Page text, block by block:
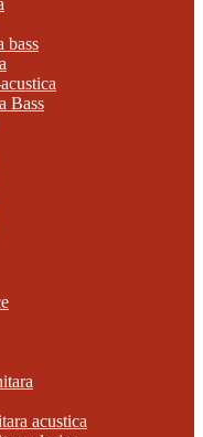
bass
Bass
acustica